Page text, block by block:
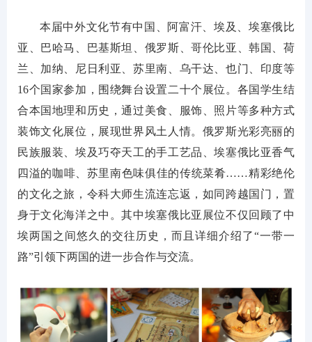
本届中外文化节有中国、阿富汗、埃及、埃塞俄比
亚、巴哈马、巴基斯坦、俄罗斯、哥伦比亚、韩国、荷
兰、加纳、尼日利亚、苏里南、乌干达、也门、印度等
16个国家参加，围绕舞台设置二十个展位。各国学生结
合本国地理和历史，通过美食、服饰、照片等多种方式
装饰文化展位，展现世界风土人情。俄罗斯光彩亮丽的
民族服装、埃及巧夺天工的手工艺品、埃塞俄比亚香气
四溢的咖啡、苏里南色味俱佳的传统菜肴……精彩绝伦
的文化之旅，令科大师生流连忘返，如同跨越国门，置
身于文化海洋之中。其中埃塞俄比亚展位不仅回顾了中
埃两国之间悠久的交往历史，而且详细介绍了“一带一
路”引领下两国的进一步合作与交流。